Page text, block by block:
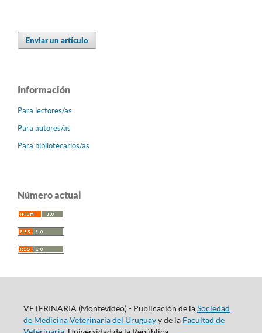
Enviar un artículo
Información
Para lectores/as
Para autores/as
Para bibliotecarios/as
Número actual
VETERINARIA (Montevideo) - Publicación de laSociedad
de Medicina Veterinaria del Uruguayy de la Facultad de